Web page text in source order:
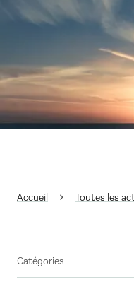
Accueil Toutes les
Catégories